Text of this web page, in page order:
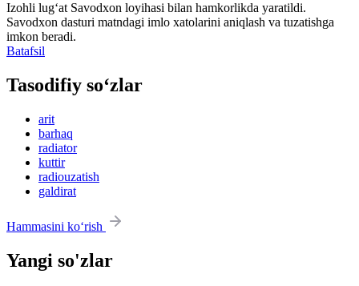
Izohli lugʻat Savodxon loyihasi bilan hamkorlikda yaratildi.
Savodxon dasturi matndagi imlo xatolarini aniqlash va tuzatishga
imkon beradi.
Batafsil
Tasodifiy so‘zlar
arit
barhaq
radiator
kuttir
radiouzatish
galdirat
Hammasini ko‘rish
Yangi so'zlar